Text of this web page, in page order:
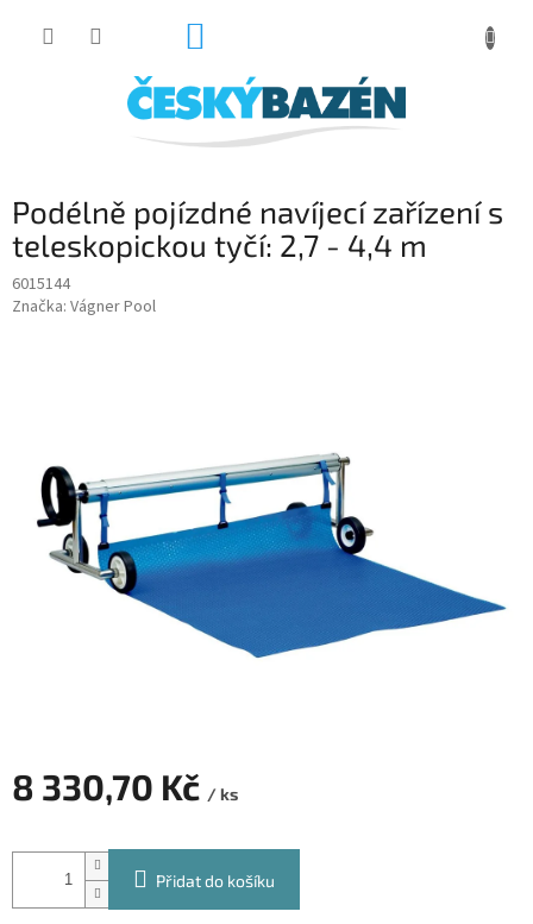
Podélně pojízdné navíjecí zařízení s
teleskopickou tyčí: 2,7 - 4,4 m
6015144
Značka: Vágner Pool
8 330,70 Kč / ks
cena:
Přidat do košíku